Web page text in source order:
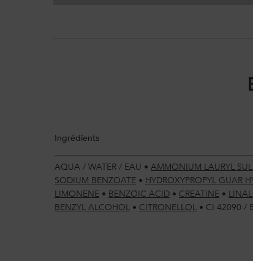
Ingrédients
AQUA / WATER / EAU • AMMONIUM LAURYL
SODIUM BENZOATE • HYDROXYPROPYL GUAR
LIMONENE • BENZOIC ACID • CREATINE •
BENZYL ALCOHOL • CITRONELLOL • CI 42090 /